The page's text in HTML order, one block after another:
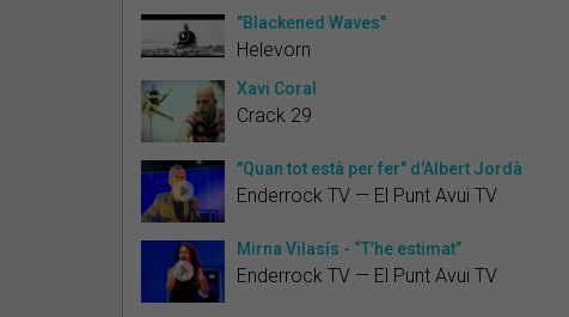
"Blackened Waves"
Helevorn
Xavi Coral
Crack 29
"Quan tot està per fer" d'Albert Jordà
Enderrock TV — El Punt Avui TV
Mirna Vilasís - “T’he estimat”
Enderrock TV — El Punt Avui TV